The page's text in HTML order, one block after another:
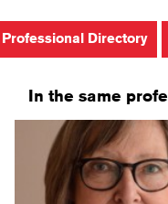
Professional Directory
In the same